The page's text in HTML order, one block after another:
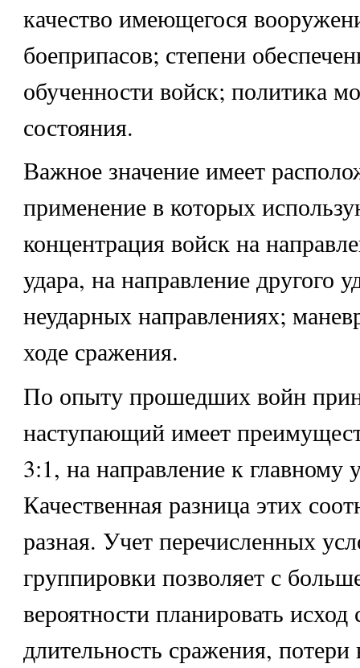
качество имеющегося
боеприпасов; степени
обученности войск; политика
состояния.
Важное значение имеет
применение в которых
концентрация войск на
удара, на направление другого
неударных направлениях;
ходе сражения.
По опыту прошедших войн
наступающий имеет
3:1, на направление к главному
Качественная разница этих
разная. Учет перечисленных
группировки позволяет с
вероятности планировать
длительность сражения, потери